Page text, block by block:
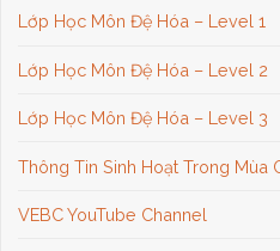
Lớp Học Môn Đệ Hóa – Level 1
Lớp Học Môn Đệ Hóa – Level 2
Lớp Học Môn Đệ Hóa – Level 3
Thông Tin Sinh Hoạt Trong Mùa
VEBC YouTube Channel